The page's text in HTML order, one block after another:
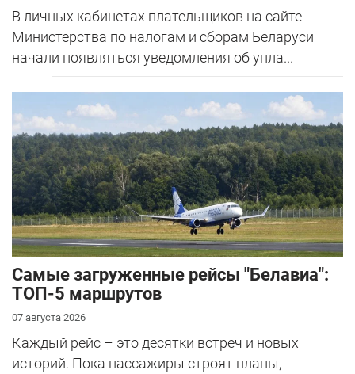
В личных кабинетах плательщиков на сайте
Министерства по налогам и сборам Беларуси
начали появляться уведомления об упла...
Самые загруженные рейсы "Белавиа":
ТОП-5 маршрутов
07 августа 2026
Каждый рейс – это десятки встреч и новых
историй. Пока пассажиры строят планы,